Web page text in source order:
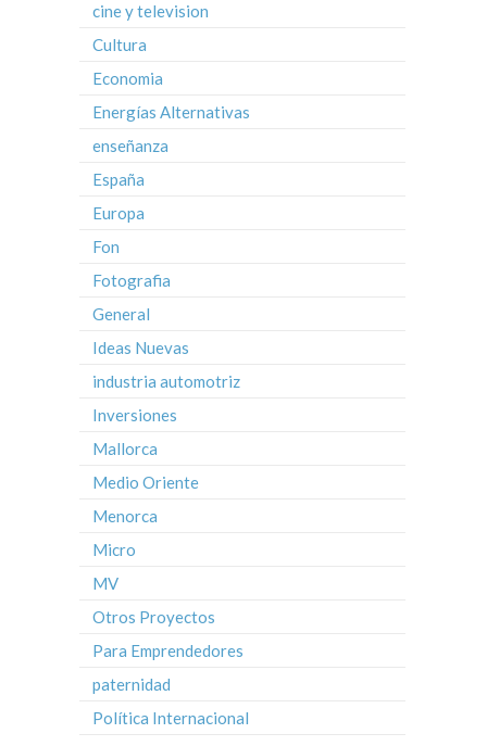
cine y television
Cultura
Economia
Energías Alternativas
enseñanza
España
Europa
Fon
Fotografia
General
Ideas Nuevas
industria automotriz
Inversiones
Mallorca
Medio Oriente
Menorca
Micro
MV
Otros Proyectos
Para Emprendedores
paternidad
Política Internacional